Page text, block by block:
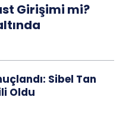
Girişimi mi?
Sibel Tan
Oldu